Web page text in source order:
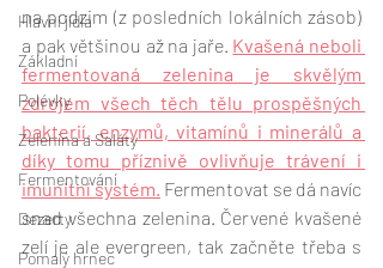
Hlavní jídla
Základní
Polévky
Zelenina a Saláty
Fermentování
Dezerty
Pomalý hrnec
na podzim (z posledních lokálních zásob)
a pak většinou až na jaře. Kvašená neboli
fermentovaná zelenina je skvělým
zdrojem všech těch tělu prospěšných
bakterií, enzymů, vitamínů i minerálů a
díky tomu příznivě ovlivňuje trávení i
imunitní systém. Fermentovat se dá navíc
snad všechna zelenina. Červené kvašené
zelí je ale evergreen, tak začněte třeba s